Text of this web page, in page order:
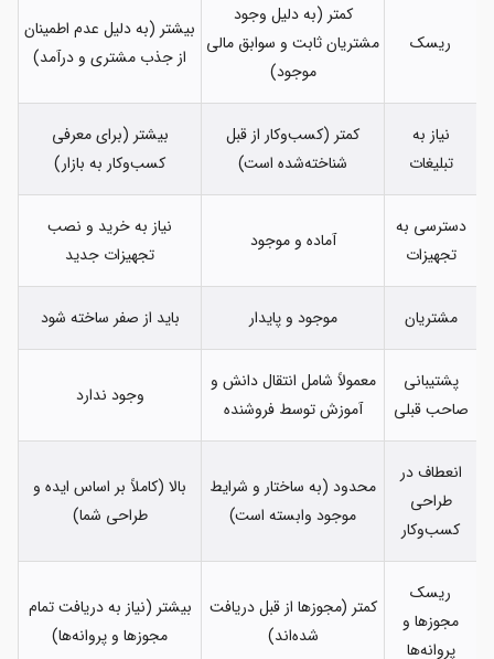
ریسک
کمتر (به دلیل وجود
مشتریان ثابت و سوابق مالی
موجود)
بیشتر (به دلیل عدم اطمینان
از جذب مشتری و درآمد)
نیاز به
تبلیغات
کمتر (کسب‌وکار از قبل
شناخته‌شده است)
بیشتر (برای معرفی
کسب‌وکار به بازار)
دسترسی به
تجهیزات
آماده و موجود
نیاز به خرید و نصب
تجهیزات جدید
مشتریان موجود و پایدار باید از صفر ساخته شود
پشتیبانی
صاحب قبلی
معمولاً شامل انتقال دانش و
آموزش توسط فروشنده
وجود ندارد
انعطاف در
طراحی
کسب‌وکار
محدود (به ساختار و شرایط
موجود وابسته است)
بالا (کاملاً بر اساس ایده و
طراحی شما)
ریسک
مجوزها و
پروانه‌ها
کمتر (مجوزها از قبل دریافت
شده‌اند)
بیشتر (نیاز به دریافت تمام
مجوزها و پروانه‌ها)